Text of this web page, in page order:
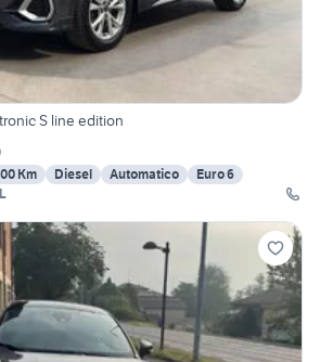
S line edition
Km Diesel Automatico
Euro 6